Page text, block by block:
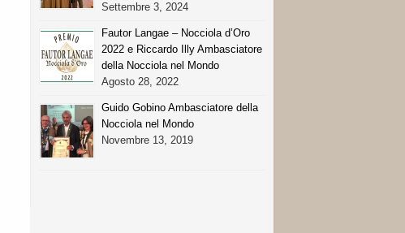
Settembre 3, 2024
Fautor Langae – Nocciola d’Oro
2022 e Riccardo Illy Ambasciatore
della Nocciola nel Mondo
Agosto 28, 2022
Guido Gobino Ambasciatore della
Nocciola nel Mondo
Novembre 13, 2019